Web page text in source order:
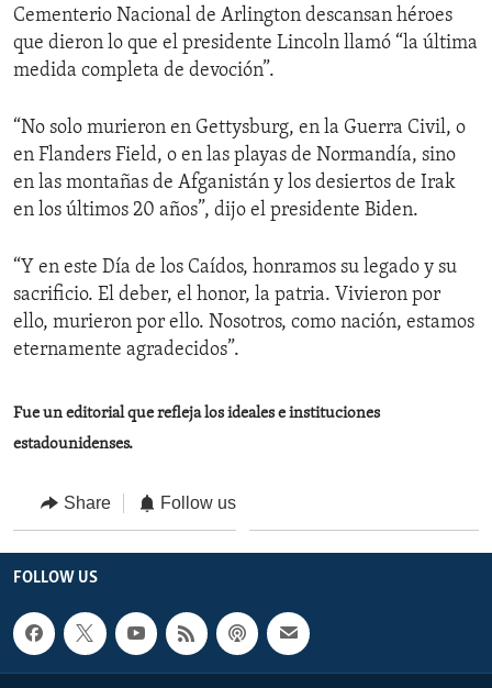
Cementerio Nacional de Arlington descansan héroes
que dieron lo que el presidente Lincoln llamó “la última
medida completa de devoción”.
“No solo murieron en Gettysburg, en la Guerra Civil, o
en Flanders Field, o en las playas de Normandía, sino
en las montañas de Afganistán y los desiertos de Irak
en los últimos 20 años”, dijo el presidente Biden.
“Y en este Día de los Caídos, honramos su legado y su
sacrificio. El deber, el honor, la patria. Vivieron por
ello, murieron por ello. Nosotros, como nación, estamos
eternamente agradecidos”.
Fue un editorial que refleja los ideales e instituciones
estadounidenses.
Share Follow us
FOLLOW US